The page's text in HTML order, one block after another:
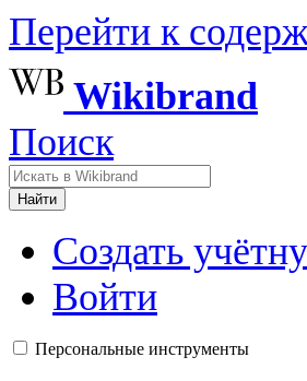
Перейти к
Wikibrand
Поиск
Найти
Создать
Войти
Персональные инструменты